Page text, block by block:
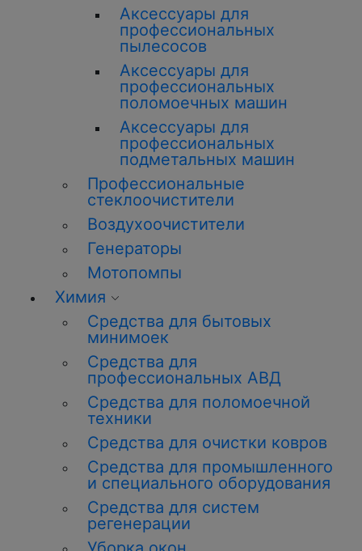
Аксессуары для
профессиональных
пылесосов
Аксессуары для
профессиональных
поломоечных машин
Аксессуары для
профессиональных
подметальных машин
Профессиональные
стеклоочистители
Воздухоочистители
Генераторы
Мотопомпы
Химия
Средства для бытовых
минимоек
Средства для
профессиональных АВД
Средства для поломоечной
техники
Средства для очистки ковров
Средства для промышленного
и специального оборудования
Средства для систем
регенерации